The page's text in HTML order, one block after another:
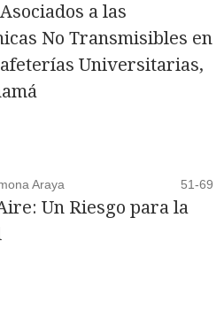
a las
No Transmisibles en
Universitarias,
Araya 51-69
Un Riesgo para la